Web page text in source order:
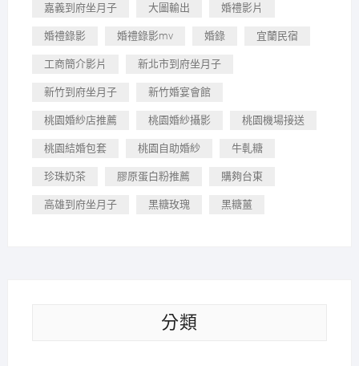
嘉義到府坐月子 大圖輸出 婚禮影片
婚禮錄影 婚禮錄影mv 婚錄 宜蘭民宿
工商簡介影片 新北市到府坐月子
新竹到府坐月子 新竹婚宴會館
桃園婚紗店推薦 桃園婚紗攝影 桃園機場接送
桃園結婚包套 桃園自助婚紗 牛軋糖
珍珠奶茶 膠原蛋白粉推薦 購夠台東
高雄到府坐月子 黑糖玫瑰 黑糖薑
分類